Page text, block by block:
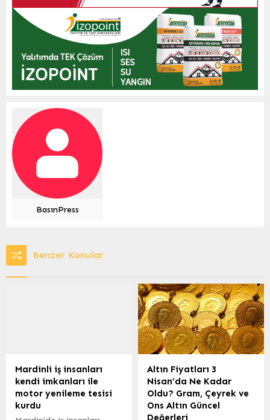
BasınPress
Benzer Konular
Mardinli iş insanları
kendi imkanları ile
motor yenileme tesisi
kurdu
Altın Fiyatları 3
Nisan’da Ne Kadar
Oldu? Gram, Çeyrek ve
Ons Altın Güncel
Değerleri